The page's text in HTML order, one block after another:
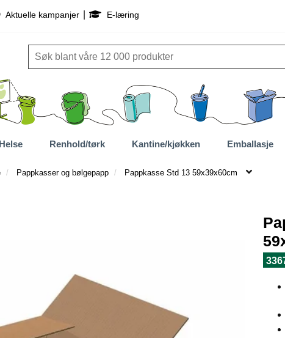
Aktuelle kampanjer E-læring
Helse Renhold/tørk Kantine/kjøkken Emballasje
Pappkasser og bølgepapp Pappkasse Std 13 59x39x60cm